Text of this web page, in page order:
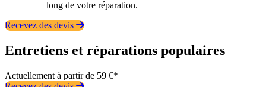
long de votre réparation.
Recevez des devis
Entretiens et réparations populaires
Actuellement à partir de 59 €*